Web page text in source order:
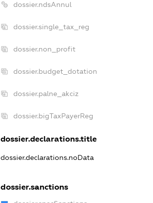
dossier.ndsAnnul
dossier.single_tax_reg
dossier.non_profit
dossier.budget_dotation
dossier.palne_akciz
dossier.bigTaxPayerReg
dossier.declarations.title
dossier.declarations.noData
dossier.sanctions